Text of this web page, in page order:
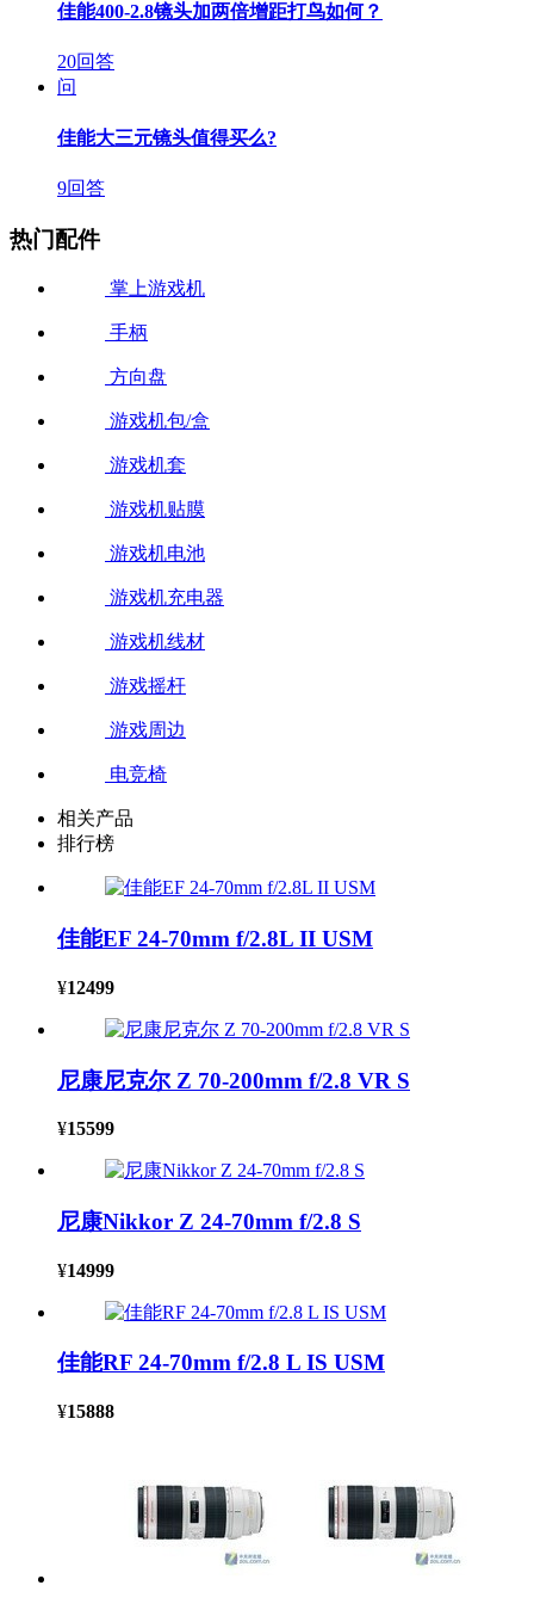
佳能400-2.8镜头加两倍增距打鸟如何？
20回答
问
佳能大三元镜头值得买么?
9回答
热门配件
掌上游戏机
手柄
方向盘
游戏机包/盒
游戏机套
游戏机贴膜
游戏机电池
游戏机充电器
游戏机线材
游戏摇杆
游戏周边
电竞椅
相关产品
排行榜
佳能EF 24-70mm f/2.8L II USM
¥12499
尼康尼克尔 Z 70-200mm f/2.8 VR S
¥15599
尼康Nikkor Z 24-70mm f/2.8 S
¥14999
佳能RF 24-70mm f/2.8 L IS USM
¥15888